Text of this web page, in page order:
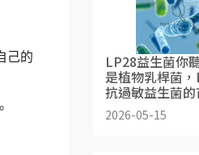
己的
LP28益生菌你
是植物乳桿菌
抗過敏益生菌的
2026-05-15